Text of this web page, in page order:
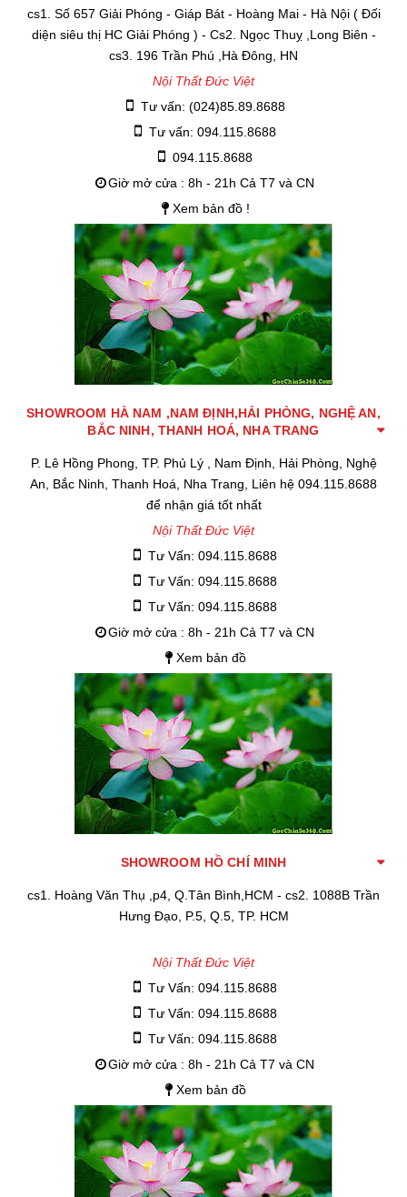
cs1. Số 657 Giải Phóng - Giáp Bát - Hoàng Mai - Hà Nội ( Đối
diện siêu thị HC Giải Phóng ) - Cs2. Ngọc Thuỵ ,Long Biên -
cs3. 196 Trần Phú ,Hà Đông, HN
Nội Thất Đức Việt
Tư vấn: (024)85.89.8688
Tư vấn: 094.115.8688
094.115.8688
Giờ mở cửa : 8h - 21h Cả T7 và CN
Xem bản đồ !
SHOWROOM HÀ NAM ,NAM ĐỊNH,HẢI PHÒNG, NGHỆ AN,
BẮC NINH, THANH HOÁ, NHA TRANG
P. Lê Hồng Phong, TP. Phủ Lý , Nam Định, Hải Phòng, Nghệ
An, Bắc Ninh, Thanh Hoá, Nha Trang, Liên hệ 094.115.8688
để nhận giá tốt nhất
Nội Thất Đức Việt
Tư Vấn: 094.115.8688
Tư Vấn: 094.115.8688
Tư Vấn: 094.115.8688
Giờ mở cửa : 8h - 21h Cả T7 và CN
Xem bản đồ
SHOWROOM HỒ CHÍ MINH
cs1. Hoàng Văn Thụ ,p4, Q.Tân Bình,HCM - cs2. 1088B Trần
Hưng Đạo, P.5, Q.5, TP. HCM
Nội Thất Đức Việt
Tư Vấn: 094.115.8688
Tư Vấn: 094.115.8688
Tư Vấn: 094.115.8688
Giờ mở cửa : 8h - 21h Cả T7 và CN
Xem bản đồ